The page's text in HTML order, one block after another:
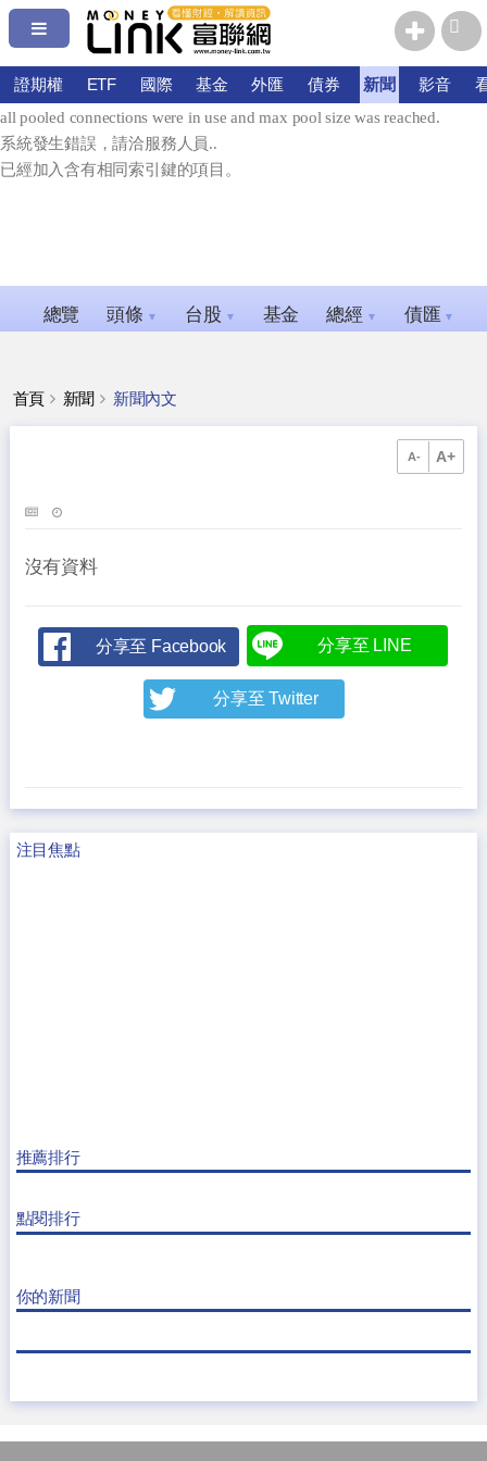
系統發生錯誤，請洽服務人員.
error connecting: Timeout expired. The timeout period elapsed prior to
obtaining a connection from the pool. This may have occurred because
all pooled connections were in use and max pool size was reached.
系統發生錯誤，請洽服務人員..
已經加入含有相同索引鍵的項目。
證期權 ETF 國際 基金 外匯 債券 新聞 影音
總覽 頭條 ▼ 台股 ▼ 基金 總經 ▼ 債匯 ▼
首頁 新聞 新聞內文
A- A+
沒有資料
分享至 Facebook 分享至 LINE
分享至 Twitter
注目焦點
推薦排行
點閱排行
你的新聞